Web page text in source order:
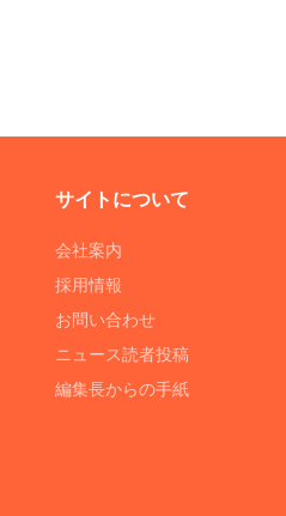
サイトについて
会社案内
採用情報
お問い合わせ
ニュース読者投稿
編集長からの手紙